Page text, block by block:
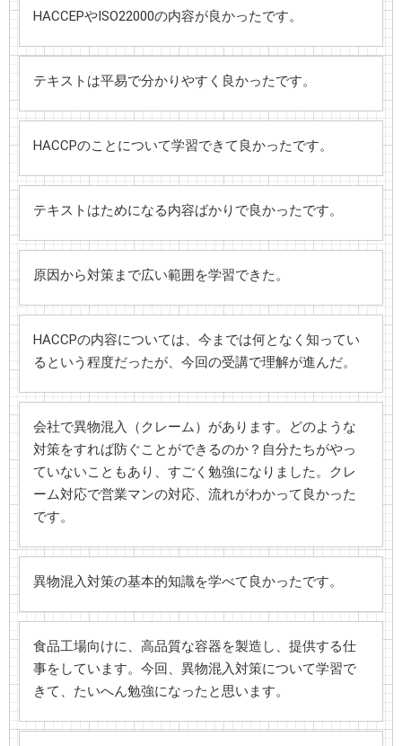
HACCEPやISO22000の内容が良かったです。
テキストは平易で分かりやすく良かったです。
HACCPのことについて学習できて良かったです。
テキストはためになる内容ばかりで良かったです。
原因から対策まで広い範囲を学習できた。
HACCPの内容については、今までは何となく知ってい
るという程度だったが、今回の受講で理解が進んだ。
会社で異物混入（クレーム）があります。どのような
対策をすれば防ぐことができるのか？自分たちがやっ
ていないこともあり、すごく勉強になりました。クレ
ーム対応で営業マンの対応、流れがわかって良かった
です。
異物混入対策の基本的知識を学べて良かったです。
食品工場向けに、高品質な容器を製造し、提供する仕
事をしています。今回、異物混入対策について学習で
きて、たいへん勉強になったと思います。